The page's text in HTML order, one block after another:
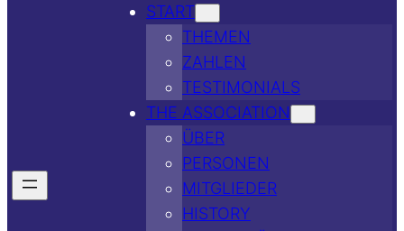
START
THEMEN
ZAHLEN
TESTIMONIALS
THE ASSOCIATION
ÜBER
PERSONEN
MITGLIEDER
HISTORY